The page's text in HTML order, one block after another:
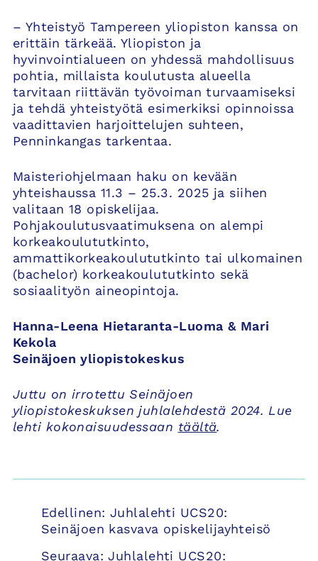
– Yhteistyö Tampereen yliopiston kanssa on
erittäin tärkeää. Yliopiston ja
hyvinvointialueen on yhdessä mahdollisuus
pohtia, millaista koulutusta alueella
tarvitaan riittävän työvoiman turvaamiseksi
ja tehdä yhteistyötä esimerkiksi opinnoissa
vaadittavien harjoittelujen suhteen,
Penninkangas tarkentaa.
Maisteriohjelmaan haku on kevään
yhteishaussa 11.3 – 25.3. 2025 ja siihen
valitaan 18 opiskelijaa.
Pohjakoulutusvaatimuksena on alempi
korkeakoulututkinto,
ammattikorkeakoulututkinto tai ulkomainen
(bachelor) korkeakoulututkinto sekä
sosiaalityön aineopintoja.
Hanna-Leena Hietaranta-Luoma & Mari
Kekola
Seinäjoen yliopistokeskus
Juttu on irrotettu Seinäjoen
yliopistokeskuksen juhlalehdestä 2024. Lue
lehti kokonaisuudessaan täältä.
Artikkelien
selaus
Edellinen: Juhlalehti UCS20:
Seinäjoen kasvava opiskelijayhteisö
Seuraava: Juhlalehti UCS20: